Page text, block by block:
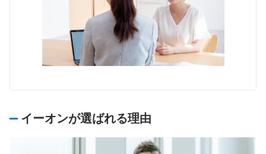
イーオンが選ばれる理由